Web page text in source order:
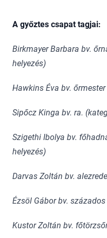
A győztes csapat tagjai:
Birkmayer Barbara bv.
helyezés)
Hawkins Éva bv.
Sipőcz Kinga bv. ra.
Szigethi Ibolya bv.
helyezés)
Darvas Zoltán bv.
Ézsöl Gábor bv. százados
Kustor Zoltán bv.